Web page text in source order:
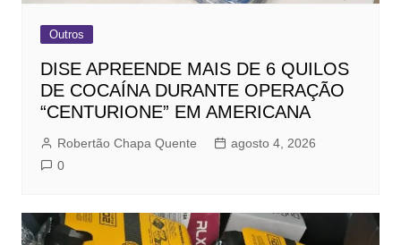
Outros
DISE APREENDE MAIS DE 6 QUILOS
DE COCAÍNA DURANTE OPERAÇÃO
“CENTURIONE” EM AMERICANA
Robertão Chapa Quente
agosto 4, 2026
0